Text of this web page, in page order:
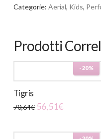
Categorie: Aerial, Kids,
Prodotti
-20%
Tigris
70,64€ 56,51€